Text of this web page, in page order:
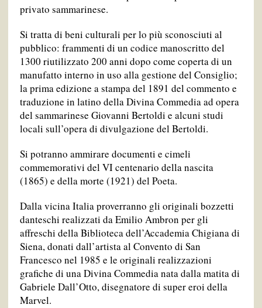
privato sammarinese.
Si tratta di beni culturali per lo più sconosciuti al
pubblico: frammenti di un codice manoscritto del
1300 riutilizzato 200 anni dopo come coperta di un
manufatto interno in uso alla gestione del Consiglio;
la prima edizione a stampa del 1891 del commento e
traduzione in latino della Divina Commedia ad opera
del sammarinese Giovanni Bertoldi e alcuni studi
locali sull’opera di divulgazione del Bertoldi.
Si potranno ammirare documenti e cimeli
commemorativi del VI centenario della nascita
(1865) e della morte (1921) del Poeta.
Dalla vicina Italia proverranno gli originali bozzetti
danteschi realizzati da Emilio Ambron per gli
affreschi della Biblioteca dell’Accademia Chigiana di
Siena, donati dall’artista al Convento di San
Francesco nel 1985 e le originali realizzazioni
grafiche di una Divina Commedia nata dalla matita di
Gabriele Dall’Otto, disegnatore di super eroi della
Marvel.